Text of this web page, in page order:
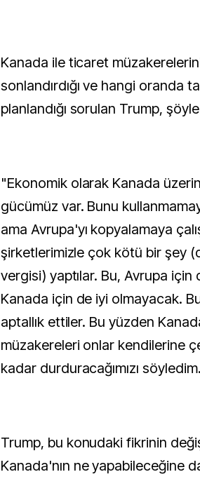
Kanada ile ticaret
sonlandırdığı ve hangi oranda
planlandığı sorulan Trump,
"Ekonomik olarak Kanada
gücümüz var. Bunu
ama Avrupa'yı kopyalamaya
şirketlerimizle çok kötü bir şey
vergisi) yaptılar. Bu, Avrupa için
Kanada için de iyi olmayacak.
aptallık ettiler. Bu yüzden
müzakereleri onlar kendilerine
kadar durduracağımızı
Trump, bu konudaki fikrinin
Kanada'nın ne yapabileceğine